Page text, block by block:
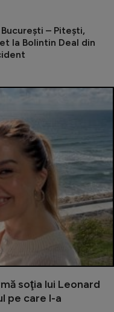
– Pitești,
la Bolintin Deal din
soţia lui Leonard
pe care l-a